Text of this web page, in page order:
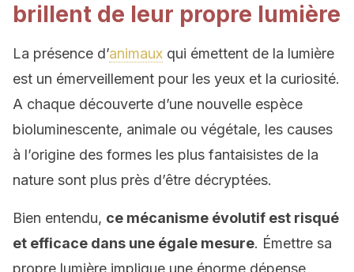
brillent de leur propre lumière
La présence d’animaux qui émettent de la lumière
est un émerveillement pour les yeux et la curiosité.
A chaque découverte d’une nouvelle espèce
bioluminescente, animale ou végétale, les causes
à l’origine des formes les plus fantaisistes de la
nature sont plus près d’être décryptées.
Bien entendu, ce mécanisme évolutif est risqué
et efficace dans une égale mesure. Émettre sa
propre lumière implique une énorme dépense